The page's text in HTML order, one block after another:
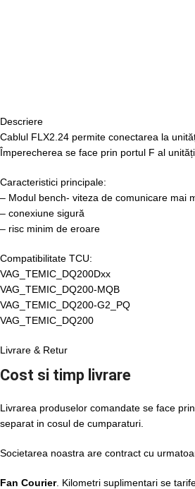
Descriere
Cablul FLX2.24 permite conectarea la
Împerecherea se face prin portul F al
Caracteristici principale:
– Modul bench- viteza de comunicare mai
– conexiune sigură
– risc minim de eroare
Compatibilitate TCU:
VAG_TEMIC_DQ200Dxx
VAG_TEMIC_DQ200-MQB
VAG_TEMIC_DQ200-G2_PQ
VAG_TEMIC_DQ200
Livrare & Retur
Cost si timp livrare
Livrarea produselor comandate se face
separat in cosul de cumparaturi.
Societarea noastra are contract cu
Fan Courier. Kilometri suplimentari se